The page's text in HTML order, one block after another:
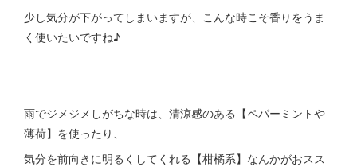
少し気分が下がってしまいますが、こんな時こそ香りをうま
く使いたいですね♪
雨でジメジメしがちな時は、清涼感のある【ペパーミントや
薄荷】を使ったり、
気分を前向きに明るくしてくれる【柑橘系】なんかがおスス